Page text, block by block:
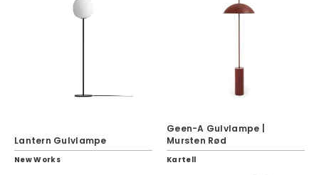
Lantern Gulvlampe
New Works
Geen-A Gulvlampe |
Mursten Rød
Kartell